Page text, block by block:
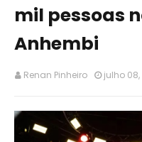
mil pessoas
Anhembi
Renan Pinheiro julho 08,